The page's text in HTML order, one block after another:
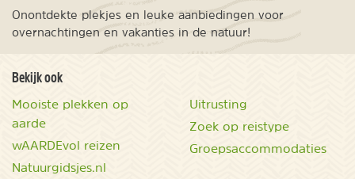
Onontdekte plekjes en leuke aanbiedingen voor
overnachtingen en vakanties in de natuur!
Bekijk ook
Mooiste plekken op
aarde
wAARDEvol reizen
Natuurgidsjes.nl
Uitrusting
Zoek op reistype
Groepsaccommodaties